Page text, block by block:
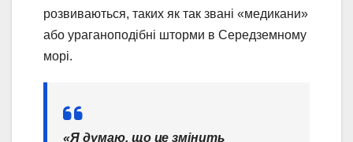
розвиваються, таких як так звані «медикани»
або ураганоподібні шторми в Середземному
морі.
«Я думаю, що це змінить